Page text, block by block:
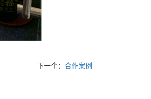
下一个：合作案例